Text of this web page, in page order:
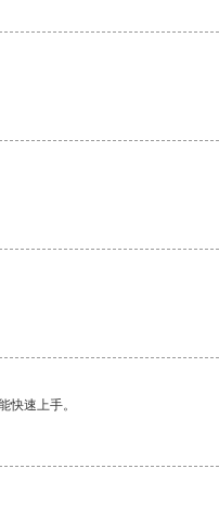
快速上手。